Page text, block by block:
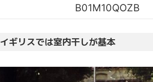
B01M10QOZB
イギリスでは室内干しが基本